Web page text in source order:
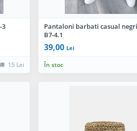
3
15 Lei
Pantaloni barbati casual
B7-4.1
39,00 Lei
În stoc